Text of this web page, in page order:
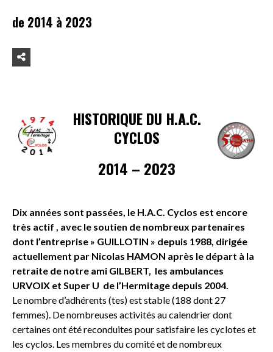
de 2014 à 2023
HISTORIQUE DU H.A.C.
CYCLOS
2014 – 2023
Dix années sont passées, le H.A.C. Cyclos est encore
très actif , avec le soutien de nombreux partenaires
dont l’entreprise » GUILLOTIN » depuis 1988, dirigée
actuellement par Nicolas HAMON après le départ à la
retraite de notre ami GILBERT, les ambulances
URVOIX et Super U de l’Hermitage depuis 2004.
Le nombre d’adhérents (tes) est stable (188 dont 27
femmes). De nombreuses activités au calendrier dont
certaines ont été reconduites pour satisfaire les cyclotes et
les cyclos. Les membres du comité et de nombreux